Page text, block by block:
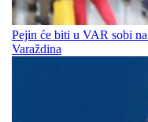
Pejin će biti u VAR sobi
Varaždina